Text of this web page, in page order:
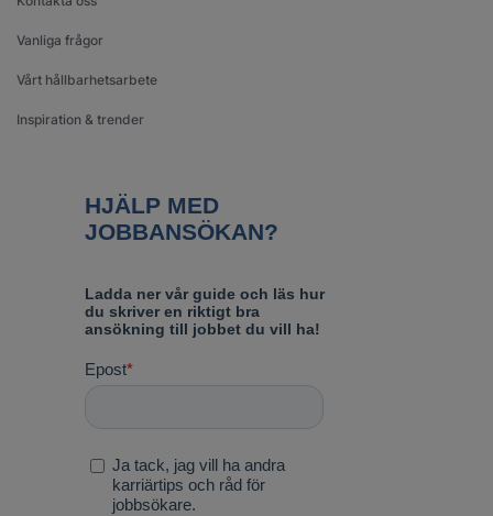
Vanliga frågor
Vårt hållbarhetsarbete
Inspiration & trender